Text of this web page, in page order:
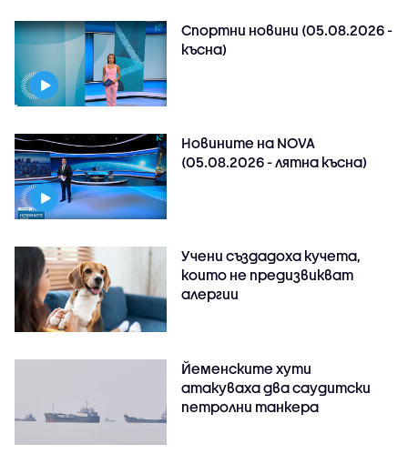
Спортни новини (05.08.2026 -
късна)
Новините на NOVA
(05.08.2026 - лятна късна)
Учени създадоха кучета,
които не предизвикват
алергии
Йеменските хути
атакуваха два саудитски
петролни танкера